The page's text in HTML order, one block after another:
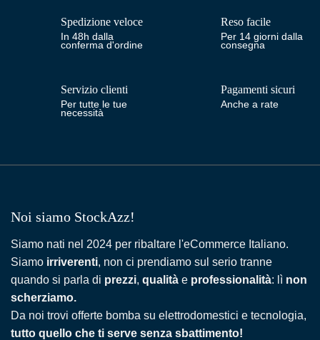
Spedizione veloce
In 48h dalla
conferma d'ordine
Reso facile
Per 14 giorni dalla
consegna
Servizio clienti
Per tutte le tue
necessità
Pagamenti sicuri
Anche a rate
Noi siamo StockAzz!
Siamo nati nel 2024 per ribaltare l'eCommerce Italiano.
Siamo irriverenti, non ci prendiamo sul serio tranne
quando si parla di prezzi, qualità e professionalità: lì non
scherziamo.
Da noi trovi offerte bomba su elettrodomestici e tecnologia,
tutto quello che ti serve senza sbattimento!